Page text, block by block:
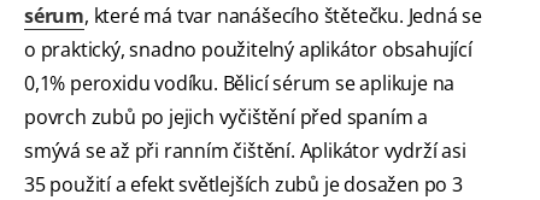
sérum, které má tvar nanášecího štětečku. Jedná se
o praktický, snadno použitelný aplikátor obsahující
0,1% peroxidu vodíku. Bělicí sérum se aplikuje na
povrch zubů po jejich vyčištění před spaním a
smývá se až při ranním čištění. Aplikátor vydrží asi
35 použití a efekt světlejších zubů je dosažen po 3